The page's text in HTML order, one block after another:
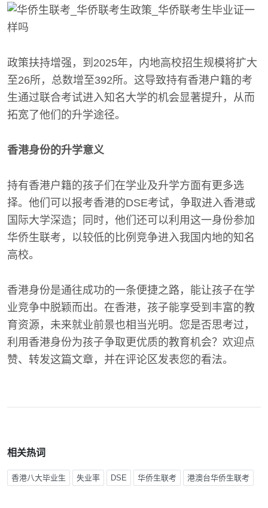
政策扶持增强，到2025年，内地高校招生规模将扩大
至26所，总数增至392所。这导致持有香港户籍的考
生通过联合考试进入知名大学的机会显著提升，从而
拓宽了他们的升学途径。
香港身份的升学意义
持有香港户籍的孩子们在学业及升学方面有更多选
择。他们可以报考香港的DSE考试，争取进入香港或
国际大学深造；同时，他们还可以利用这一身份参加
华侨生联考，以较低的比例竞争进入我国内地的知名
高校。
香港身份是通往成功的一条便捷之路，能让孩子在学
业竞争中脱颖而出。在香港，孩子能享受到丰富的教
育资源，未来就业前景也相当光明。您是否思考过，
利用香港身份为孩子争取更优质的教育机会？欢迎点
赞、转发这篇文章，并在评论区发表您的看法。
相关热词
香港八大毕业生 失业率 DSE 华侨生联考 港澳台华侨生联考